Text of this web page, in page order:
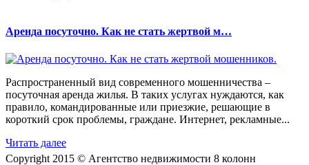
Аренда посуточно. Как не стать жертвой м…
Распространенный вид современного мошенничества –
посуточная аренда жилья. В таких услугах нуждаются, как
правило, командированные или приезжие, решающие в
короткий срок проблемы, граждане. Интернет, рекламные...
Читать далее
Copyright 2015 © Агентство недвижимости 8 колонн